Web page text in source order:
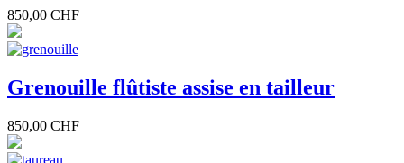
850,00 CHF
Grenouille flûtiste assise en tailleur
850,00 CHF